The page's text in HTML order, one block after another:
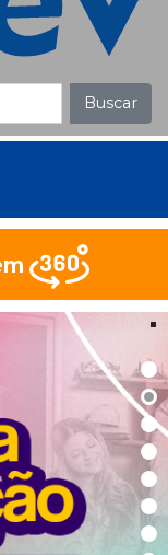
Buscar